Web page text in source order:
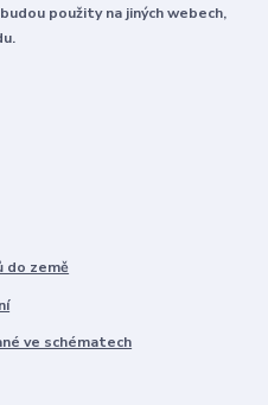
použity na jiných webech,
do země
ve schématech